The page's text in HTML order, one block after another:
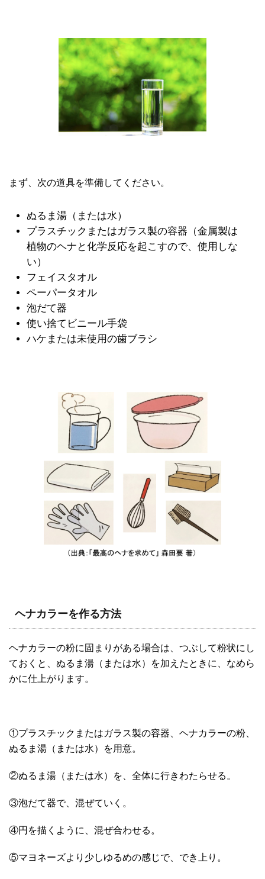
まず、次の道具を準備してください。
ぬるま湯（または水）
プラスチックまたはガラス製の容器（金属製は
植物のヘナと化学反応を起こすので、使用しな
い）
フェイスタオル
ペーパータオル
泡だて器
使い捨てビニール手袋
ハケまたは未使用の歯ブラシ
ヘナカラーを作る方法
ヘナカラーの粉に固まりがある場合は、つぶして粉状にし
ておくと、ぬるま湯（または水）を加えたときに、なめら
かに仕上がります。
①プラスチックまたはガラス製の容器、ヘナカラーの粉、
ぬるま湯（または水）を用意。
②ぬるま湯（または水）を、全体に行きわたらせる。
③泡だて器で、混ぜていく。
④円を描くように、混ぜ合わせる。
⑤マヨネーズより少しゆるめの感じで、でき上り。